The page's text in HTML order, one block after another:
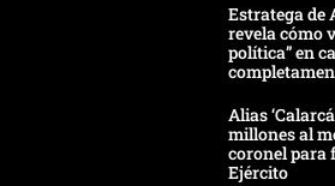
Estratega de
revela cómo
política” en
Alias
millones al
coronel
Ejército